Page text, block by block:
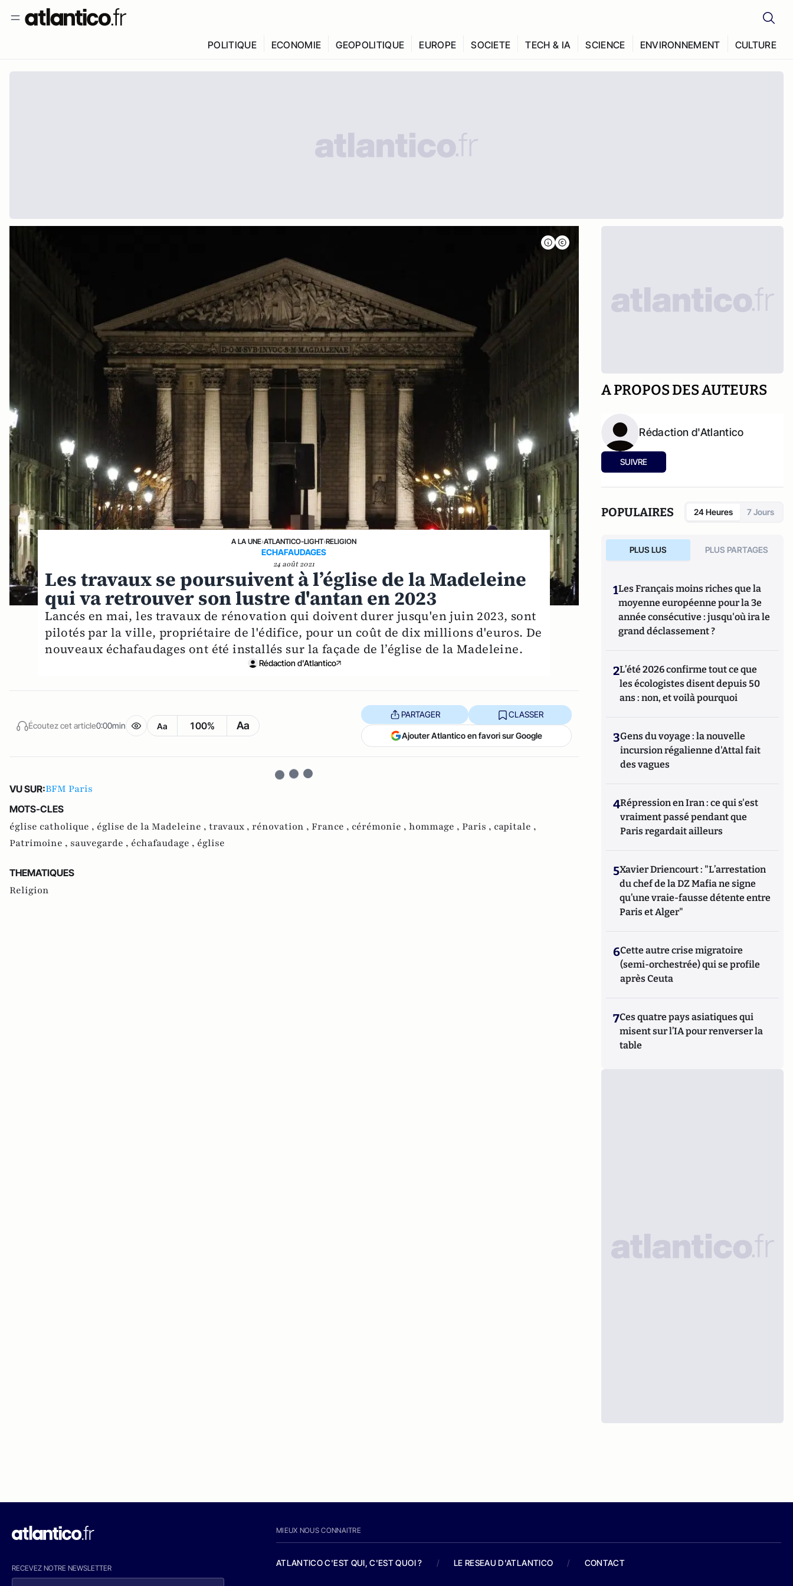
POLITIQUE ECONOMIE GEOPOLITIQUE EUROPE SOCIETE TECH & IA SCIENCE ENVIRONNEMENT CULTURE
A LA UNE›ATLANTICO-LIGHT›RELIGION
ECHAFAUDAGES
24 août 2021
Les travaux se poursuivent à l’église de la Madeleine
qui va retrouver son lustre d'antan en 2023
Lancés en mai, les travaux de rénovation qui doivent durer jusqu'en juin 2023, sont
pilotés par la ville, propriétaire de l'édifice, pour un coût de dix millions d'euros. De
nouveaux échafaudages ont été installés sur la façade de l’église de la Madeleine.
Rédaction d'Atlantico
Écoutez cet article0:00min Aa 100% Aa
PARTAGER CLASSER
Ajouter Atlantico en favori sur Google
VU SUR:BFM Paris
MOTS-CLES
église catholique , église de la Madeleine , travaux , rénovation , France , cérémonie , hommage , Paris , capitale ,
Patrimoine , sauvegarde , échafaudage , église
THEMATIQUES
Religion
A PROPOS DES AUTEURS
Rédaction d'Atlantico
SUIVRE
POPULAIRES 24 Heures 7 Jours
PLUS LUS PLUS PARTAGES
1Les Français moins riches que la
moyenne européenne pour la 3e
année consécutive : jusqu'où ira le
grand déclassement ?
2L’été 2026 confirme tout ce que
les écologistes disent depuis 50
ans : non, et voilà pourquoi
3Gens du voyage : la nouvelle
incursion régalienne d'Attal fait
des vagues
4Répression en Iran : ce qui s'est
vraiment passé pendant que
Paris regardait ailleurs
5Xavier Driencourt : "L’arrestation
du chef de la DZ Mafia ne signe
qu’une vraie-fausse détente entre
Paris et Alger"
6Cette autre crise migratoire
(semi-orchestrée) qui se profile
après Ceuta
7Ces quatre pays asiatiques qui
misent sur l’IA pour renverser la
table
RECEVEZ NOTRE NEWSLETTER
MIEUX NOUS CONNAITRE
ATLANTICO C'EST QUI, C'EST QUOI ? / LE RESEAU D'ATLANTICO / CONTACT